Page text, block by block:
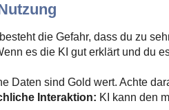
die Gefahr, dass du zu
es die KI gut erklärt und du
Daten sind Gold wert. Achte
Interaktion: KI kann den